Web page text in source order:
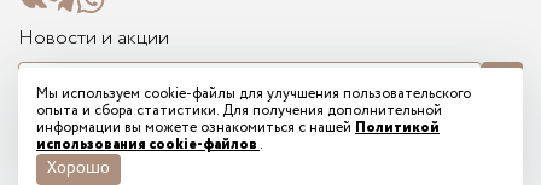
Новости и акции
Я соглашаюсь на получение информационных и рекламных сообщений от
TREGUBOV на указанный мной email и подтверждаю ознакомление с
электронным согласием на рассылку
Мы используем cookie-файлы для улучшения пользовательского
опыта и сбора статистики. Для получения дополнительной
информации вы можете ознакомиться с нашей Политикой
использования cookie-файлов .
Хорошо